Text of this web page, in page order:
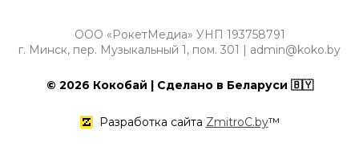
ООО «РокетМедиа» УНП 193758791
г. Минск, пер. Музыкальный 1, пом. 301 | admin@koko.by
© 2026 Кокобай | Сделано в Беларуси 🇧🇾
Разработка сайта ZmitroC.by™